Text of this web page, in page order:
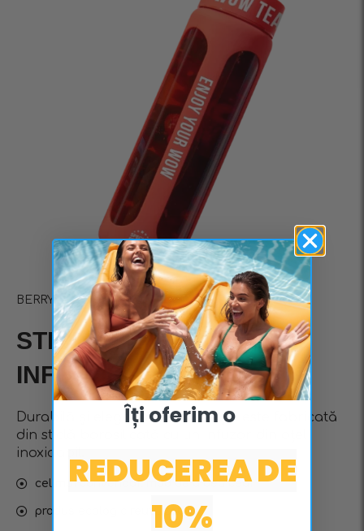
BERRY
STICLĂ DE CEAI CU
INFUZOR – ROȘU
Durabilă și elegantă – sticla roșie este fabricată
din sticlă borosilicată cu un infuzor din oțel
inoxidabil.
cel mai convenabil mod de a bea ceai
produs ecologic reutilizabil
Îți oferim o ​
REDUCEREA DE
10%